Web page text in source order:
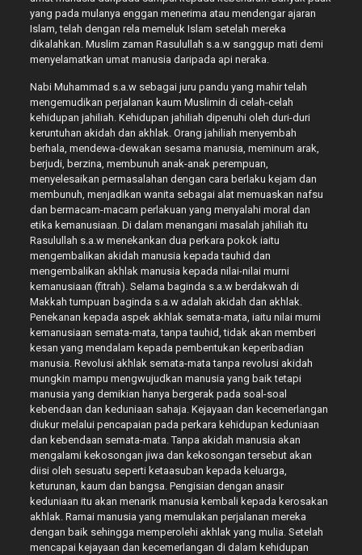
yang pada mulanya enggan menerima atau mendengar ajaran
Islam, telah dengan rela memeluk Islam setelah mereka
dikalahkan. Muslim zaman Rasulullah s.a.w sanggup mati demi
menyelamatkan umat manusia daripada api neraka.
Nabi Muhammad s.a.w sebagai juru pandu yang mahir telah
mengemudikan perjalanan kaum Muslimin di celah-celah
kehidupan jahiliah. Kehidupan jahiliah dipenuhi oleh duri-duri
keruntuhan akidah dan akhlak. Orang jahiliah menyembah
berhala, mendewa-dewakan sesama manusia, meminum arak,
berjudi, berzina, membunuh anak-anak perempuan,
menyelesaikan permasalahan dengan cara berlaku kejam dan
membunuh, menjadikan wanita sebagai alat memuaskan nafsu
dan bermacam-macam perlakuan yang menyalahi moral dan
etika kemanusiaan. Di dalam menangani masalah jahiliah itu
Rasulullah s.a.w menekankan dua perkara pokok iaitu
mengembalikan akidah manusia kepada tauhid dan
mengembalikan akhlak manusia kepada nilai-nilai murni
kemanusiaan (fitrah). Selama baginda s.a.w berdakwah di
Makkah tumpuan baginda s.a.w adalah akidah dan akhlak.
Penekanan kepada aspek akhlak semata-mata, iaitu nilai murni
kemanusiaan semata-mata, tanpa tauhid, tidak akan memberi
kesan yang mendalam kepada pembentukan keperibadian
manusia. Revolusi akhlak semata-mata tanpa revolusi akidah
mungkin mampu mengwujudkan manusia yang baik tetapi
manusia yang demikian hanya bergerak pada soal-soal
kebendaan dan keduniaan sahaja. Kejayaan dan kecemerlangan
diukur melalui pencapaian pada perkara kehidupan keduniaan
dan kebendaan semata-mata. Tanpa akidah manusia akan
mengalami kekosongan jiwa dan kekosongan tersebut akan
diisi oleh sesuatu seperti ketaasuban kepada keluarga,
keturunan, kaum dan bangsa. Pengisian dengan anasir
keduniaan itu akan menarik manusia kembali kepada kerosakan
akhlak. Ramai manusia yang memulakan perjalanan mereka
dengan baik sehingga memperolehi akhlak yang mulia. Setelah
mencapai kejayaan dan kecemerlangan di dalam kehidupan